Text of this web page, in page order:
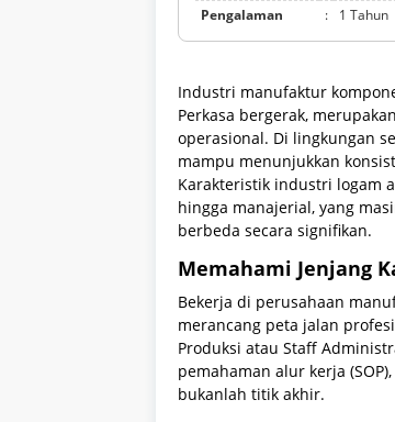
Pengalaman
: 1 Tahun
Industri manufaktur
Perkasa bergerak,
operasional. Di lingkungan
mampu menunjukkan
Karakteristik industri logam
hingga manajerial, yang
berbeda secara signifikan.
Memahami Jenjang
Bekerja di perusahaan
merancang peta jalan
Produksi atau Staff
pemahaman alur kerja
bukanlah titik akhir.